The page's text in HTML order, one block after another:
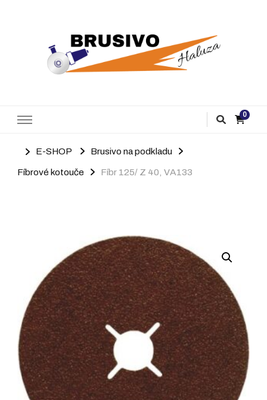
0
E-SHOP Brusivo na podkladu
Fíbrové kotouče Fíbr 125/ Z 40, VA133